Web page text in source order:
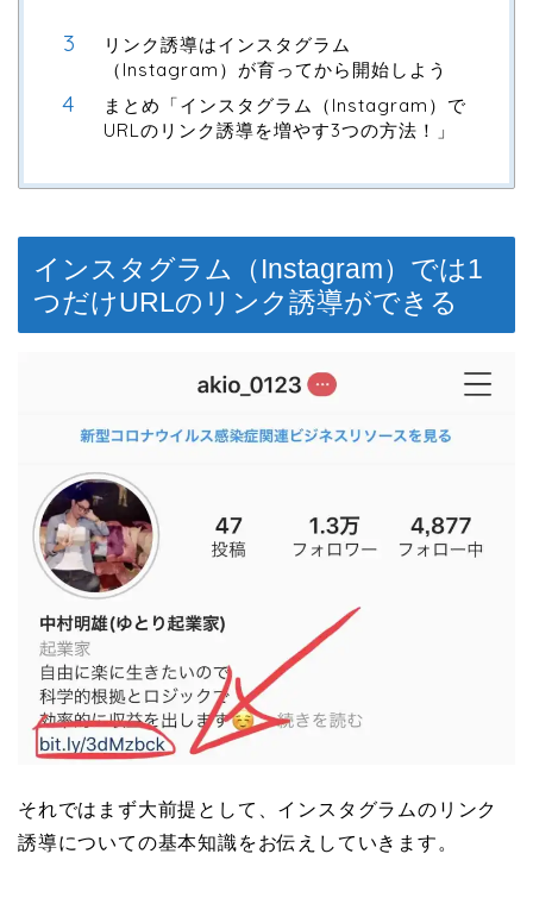
リンク誘導はインスタグラム
（Instagram）が育ってから開始しよう
まとめ「インスタグラム（Instagram）で
URLのリンク誘導を増やす3つの方法！」
インスタグラム（Instagram）では1
つだけURLのリンク誘導ができる
それではまず大前提として、インスタグラムのリンク
誘導についての基本知識をお伝えしていきます。